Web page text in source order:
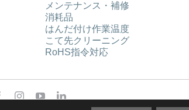
メンテナンス・補修
消耗品
はんだ付け作業温度
こて先クリーニング
RoHS指令対応